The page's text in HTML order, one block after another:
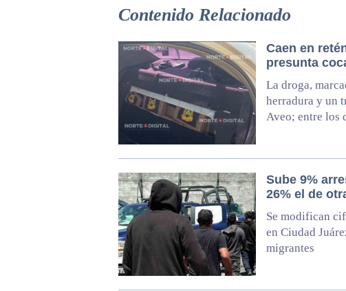
Contenido Relacionado
Caen en
presunta
La droga,
herradura y un
Aveo; entre los
Sube 9%
26% el de
Se modifican
en Ciudad
migrantes